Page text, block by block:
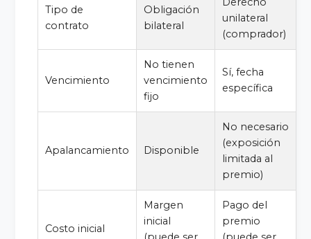
Tipo de
contrato
Obligación
bilateral
unilateral
(comprador)
Vencimiento
No tienen
vencimiento
fijo
Sí, fecha
específica
Apalancamiento Disponible
No necesario
(exposición
limitada al
premio)
Costo inicial
Margen
inicial
Pago del
premio